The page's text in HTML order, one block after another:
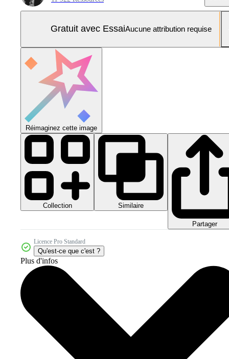
Gratuit avec EssaiAucune attribution requise
Réimaginez cette image
Collection Similaire
Partager
Licence Pro Standard
Qu'est-ce que c'est ?
Plus d'infos